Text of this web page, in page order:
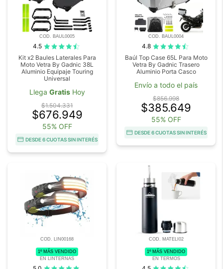
COD. BAUL0005
4.5
Kit x2 Baules Laterales Para
Moto Vetra By Gadnic 38L
Aluminio Equipaje Touring
Universal
Llega GratisHoy
$1.504.331
$676.949
55% OFF
DESDE 6 CUOTAS SIN INTERÉS
COD. BAUL0004
4.8
Baúl Top Case 65L Para Moto
Vetra By Gadnic Trasero
Aluminio Porta Casco
Envío a todo el país
$856.998
$385.649
55% OFF
DESDE 6 CUOTAS SIN INTERÉS
COD. LIN00168
1º MÁS VENDIDO
EN LINTERNAS
COD. MATELI02
1º MÁS VENDIDO
EN TERMOS